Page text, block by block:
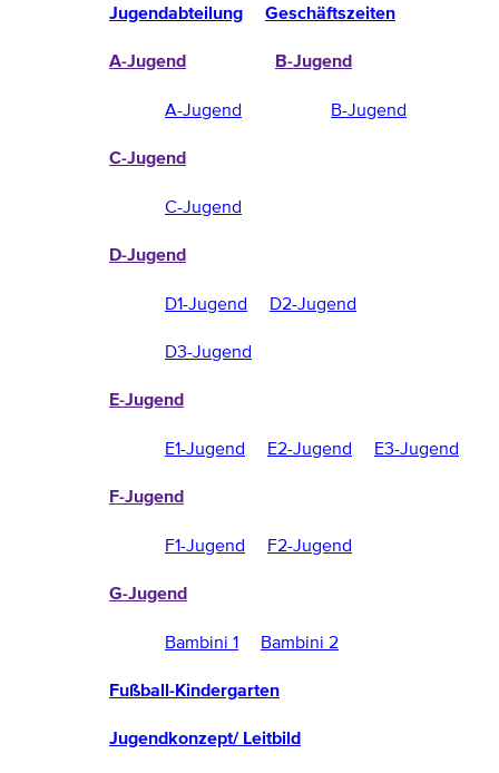
Jugendabteilung Geschäftszeiten
A-Jugend
A-Jugend
B-Jugend
B-Jugend
C-Jugend
C-Jugend
D-Jugend
D1-Jugend
D2-Jugend
D3-Jugend
E-Jugend
E1-Jugend E2-Jugend E3-Jugend
F-Jugend
F1-Jugend F2-Jugend
G-Jugend
Bambini 1 Bambini 2
Fußball-Kindergarten
Jugendkonzept/ Leitbild